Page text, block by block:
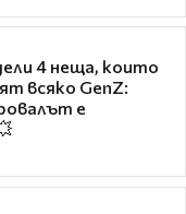
4 неща, които
всяко GenZ:
е